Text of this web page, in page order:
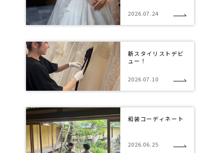
2026.07.24
新スタイリストデビ
ュー！
2026.07.10
和装コーディネート
2026.06.25